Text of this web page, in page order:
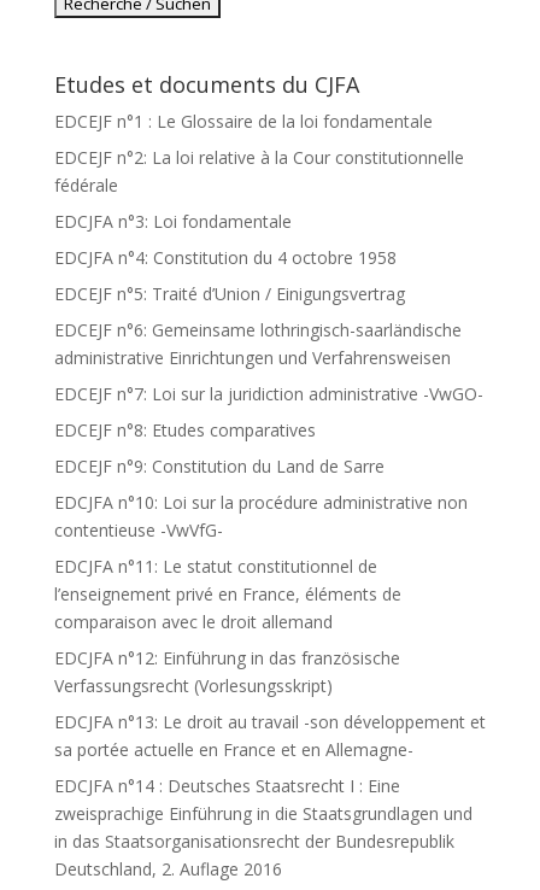
Etudes et documents du CJFA
EDCEJF n°1 : Le Glossaire de la loi fondamentale
EDCEJF n°2: La loi relative à la Cour constitutionnelle
fédérale
EDCJFA n°3: Loi fondamentale
EDCJFA n°4: Constitution du 4 octobre 1958
EDCEJF n°5: Traité d’Union / Einigungsvertrag
EDCEJF n°6: Gemeinsame lothringisch-saarländische
administrative Einrichtungen und Verfahrensweisen
EDCEJF n°7: Loi sur la juridiction administrative -VwGO-
EDCEJF n°8: Etudes comparatives
EDCEJF n°9: Constitution du Land de Sarre
EDCJFA n°10: Loi sur la procédure administrative non
contentieuse -VwVfG-
EDCJFA n°11: Le statut constitutionnel de
l’enseignement privé en France, éléments de
comparaison avec le droit allemand
EDCJFA n°12: Einführung in das französische
Verfassungsrecht (Vorlesungsskript)
EDCJFA n°13: Le droit au travail -son développement et
sa portée actuelle en France et en Allemagne-
EDCJFA n°14 : Deutsches Staatsrecht I : Eine
zweisprachige Einführung in die Staatsgrundlagen und
in das Staatsorganisationsrecht der Bundesrepublik
Deutschland, 2. Auflage 2016